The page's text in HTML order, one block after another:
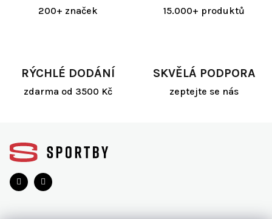
200+ značek 15.000+ produktů
RÝCHLÉ DODÁNÍ
zdarma od 3500 Kč
SKVĚLÁ PODPORA
zeptejte se nás